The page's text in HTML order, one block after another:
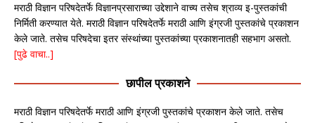
मराठी विज्ञान परिषदेतर्फे विज्ञानप्रसाराच्या उद्देशाने वाच्य तसेच श्राव्य इ-पुस्तकांची
निर्मिती करण्यात येते. मराठी विज्ञान परिषदेतर्फे मराठी आणि इंग्रजी पुस्तकांचे प्रकाशन
केले जाते. तसेच परिषदेचा इतर संस्थांच्या पुस्तकांच्या प्रकाशनातही सहभाग असतो.
[पुढे वाचा..]
छापील प्रकाशने
मराठी विज्ञान परिषदेतर्फे मराठी आणि इंग्रजी पुस्तकांचे प्रकाशन केले जाते. तसेच